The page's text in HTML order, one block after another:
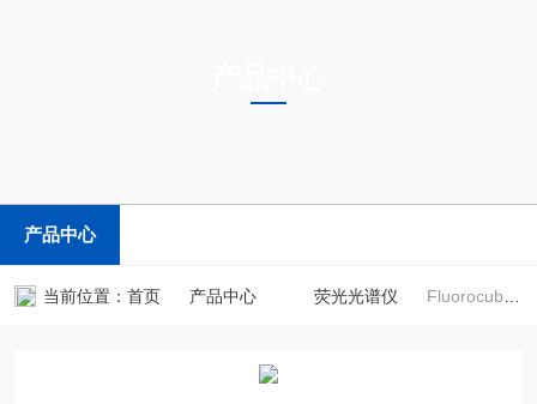
产品中心
当前位置： 首页 产品中心 荧光光谱仪 Fluorocube系列荧光光谱仪